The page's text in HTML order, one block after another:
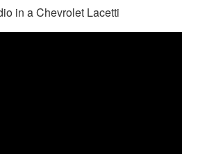
in a Chevrolet Lacetti